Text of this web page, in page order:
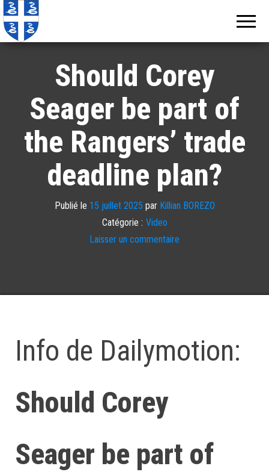
Should Corey
Seager be part of
the Rangers’ trade
deadline plan?
Publié le 15 juillet 2025 par Killian BOREZO
Catégorie : Video
Laisser un commentaire
Info de Dailymotion:
Should Corey
Seager be part of